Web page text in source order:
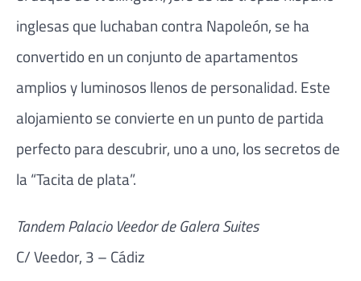
inglesas que luchaban contra Napoleón, se ha
convertido en un conjunto de apartamentos
amplios y luminosos llenos de personalidad. Este
alojamiento se convierte en un punto de partida
perfecto para descubrir, uno a uno, los secretos de
la “Tacita de plata”.
Tandem Palacio Veedor de Galera Suites
C/ Veedor, 3 – Cádiz